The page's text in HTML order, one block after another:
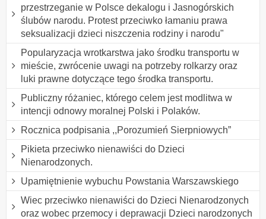
przestrzeganie w Polsce dekalogu i Jasnogórskich
ślubów narodu. Protest przeciwko łamaniu prawa
seksualizacji dzieci niszczenia rodziny i narodu"
Popularyzacja wrotkarstwa jako środku transportu w
mieście, zwrócenie uwagi na potrzeby rolkarzy oraz
luki prawne dotyczące tego środka transportu.
Publiczny różaniec, którego celem jest modlitwa w
intencji odnowy moralnej Polski i Polaków.
Rocznica podpisania ,,Porozumień Sierpniowych”
Pikieta przeciwko nienawiści do Dzieci
Nienarodzonych.
Upamiętnienie wybuchu Powstania Warszawskiego
Wiec przeciwko nienawiści do Dzieci Nienarodzonych
oraz wobec przemocy i deprawacji Dzieci narodzonych